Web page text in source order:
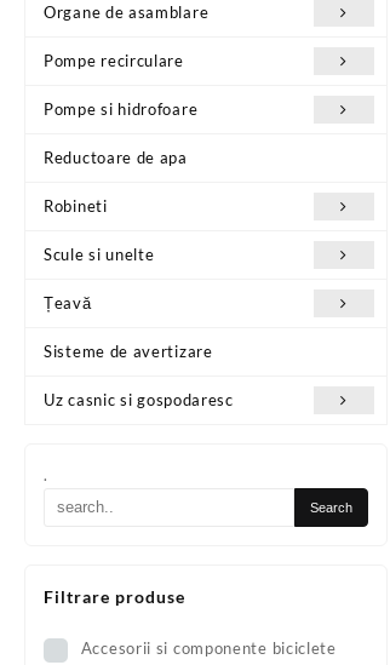
Organe de asamblare
Pompe recirculare
Pompe si hidrofoare
Reductoare de apa
Robineti
Scule si unelte
Țeavă
Sisteme de avertizare
Uz casnic si gospodaresc
.
Filtrare produse
Accesorii si componente biciclete